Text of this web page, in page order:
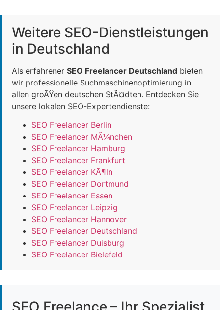
Weitere SEO-Dienstleistungen
in Deutschland
Als erfahrener SEO Freelancer Deutschland bieten
wir professionelle Suchmaschinenoptimierung in
allen groÃŸen deutschen StÃ¤dten. Entdecken Sie
unsere lokalen SEO-Expertendienste:
SEO Freelancer Berlin
SEO Freelancer MÃ¼nchen
SEO Freelancer Hamburg
SEO Freelancer Frankfurt
SEO Freelancer KÃ¶ln
SEO Freelancer Dortmund
SEO Freelancer Essen
SEO Freelancer Leipzig
SEO Freelancer Hannover
SEO Freelancer Deutschland
SEO Freelancer Duisburg
SEO Freelancer Bielefeld